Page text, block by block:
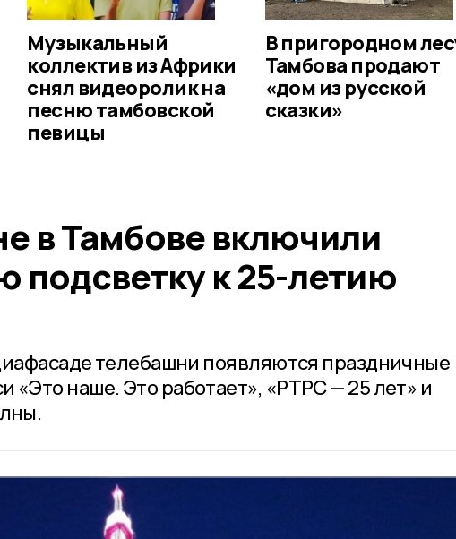
Музыкальный
коллектив из Африки
снял видеоролик на
песню тамбовской
певицы
В пригородном
Тамбова продают
«дом из русской
сказки»
в Тамбове включили
подсветку к 25-летию
телебашни появляются праздничные
«Это наше. Это работает», «РТРС — 25 лет» и